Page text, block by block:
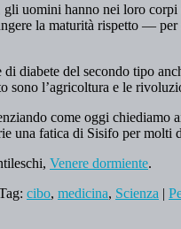
uomini hanno nei loro corpi
la maturità rispetto — per
diabete del secondo tipo
sono l’agricoltura e le
come oggi chiediamo
una fatica di Sisifo per molti
Venere dormiente.
cibo, medicina, Scienza |